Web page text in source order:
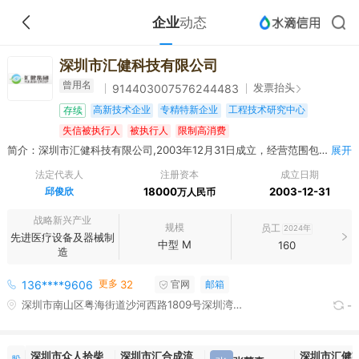
企业动态
深圳市汇健科技有限公司
曾用名 914403007576244483 发票抬头
存续 高新技术企业 专精特新企业
工程技术研究中心
失信被执行人
被执行人 限制高消费
简介：深圳市汇健科技有限公司,2003年12月31日成立，经营范围包括一般经营项目：投资兴办实业（具体项目另行申报）；进出口业务（法律、行政法规、国务院决定禁止的项目除外，限制的项目须取得许可后方可经营）；清洗设备的技术开发和销售（不含专营、专控、专卖商品）；环保产品、计算机软件的技术开发，净化技术开发；中央空调清洁服务（不含限制项目，需资质的须取得有效资质证后方可经营）；医院办公家具设计与销售。建筑材料销售。（除依法须经批准的项目外，凭营业执照依法自主开展经营活动）；制冷、空调设备制造；制冷、空调设备销售。（除依法须经批准的项目外，凭营业执照依法自主开展经营活动）许可经营项目：三类医用电子仪器设备，医用光学器具、仪器及内窥镜设备，医用超声仪器及有关设备，医用激光仪器设备，医用高频仪器设备，物理治疗及康复设备，医用磁共振设备，医用X射线设备，医用高能射线设备，医用核素设备，临床检验分析仪器，手术室、急救室、诊疗室设备及器具的生产、经营；二类医用核素设备，物理治疗及康复设备，病房护理设备及器具，医用X射线附属设备及部件，消毒和灭菌设备及器具的生产经营；医用设备维修；建筑装修装饰工程、机电设备安装工程、建筑智能化工程的设计与施工; 净化工程设计、咨询、施工、维保、室内装修装饰工程；医用气体工程；医用气体设备维修与保养。 展开
法定代表人
邱俊欣
注册资本
18000万人民币
成立日期
2003-12-31
战略新兴产业
先进医疗设备及器械制
造
规模
中型 M
员工 2024年
160
136****9606 更多 32 官网 邮箱
深圳市南山区粤海街道沙河西路1809号深圳湾科技生态园一期2栋B座10楼 -
深圳市众人拾柴 深圳市汇合成流 深圳市汇健